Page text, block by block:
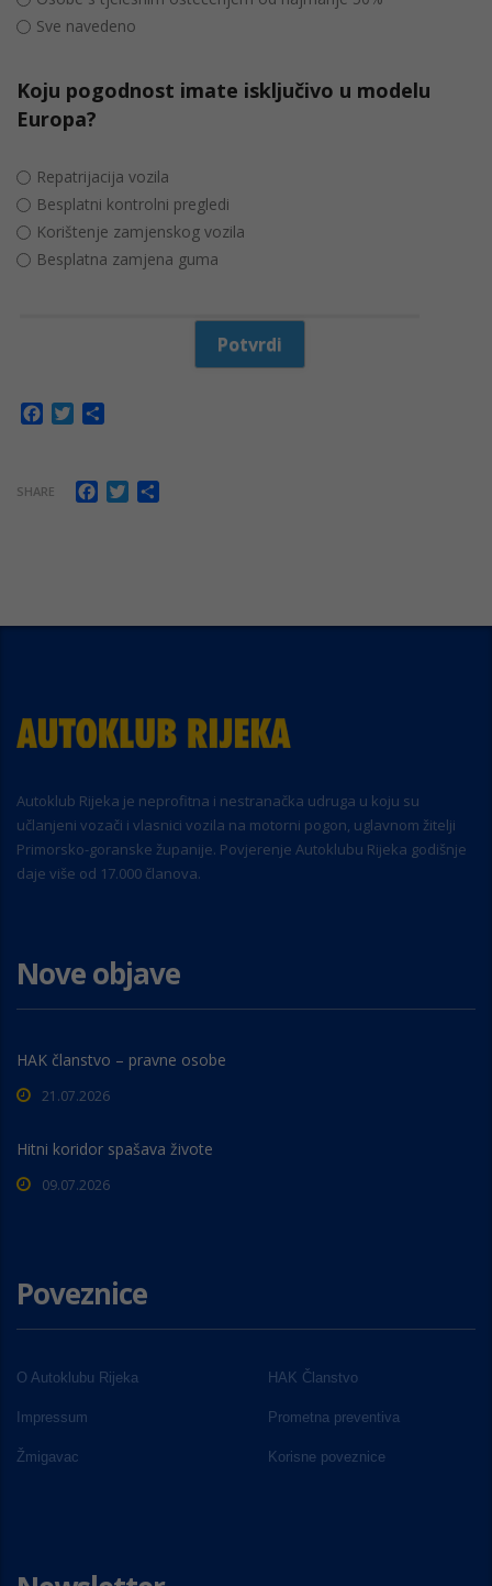
Sve navedeno
Koju pogodnost imate isključivo u modelu
Europa?
Repatrijacija vozila
Besplatni kontrolni pregledi
Korištenje zamjenskog vozila
Besplatna zamjena guma
Facebook
Twitter
SHARE Facebook
Twitter
Autoklub Rijeka je neprofitna i nestranačka udruga u koju su
učlanjeni vozači i vlasnici vozila na motorni pogon, uglavnom žitelji
Primorsko-goranske županije. Povjerenje Autoklubu Rijeka godišnje
daje više od 17.000 članova.
Nove objave
HAK članstvo – pravne osobe
21.07.2026
Hitni koridor spašava živote
09.07.2026
Poveznice
O Autoklubu Rijeka HAK Članstvo
Impressum Prometna preventiva
Žmigavac Korisne poveznice